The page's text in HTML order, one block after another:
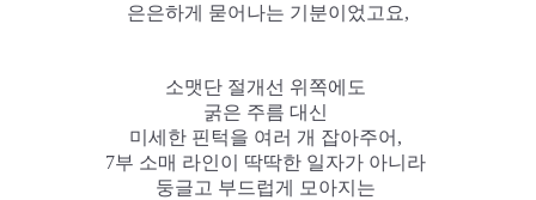
은은하게 묻어나는 기분이었고요,
소맷단 절개선 위쪽에도
굵은 주름 대신
미세한 핀턱을 여러 개 잡아주어,
7부 소매 라인이 딱딱한 일자가 아니라
둥글고 부드럽게 모아지는